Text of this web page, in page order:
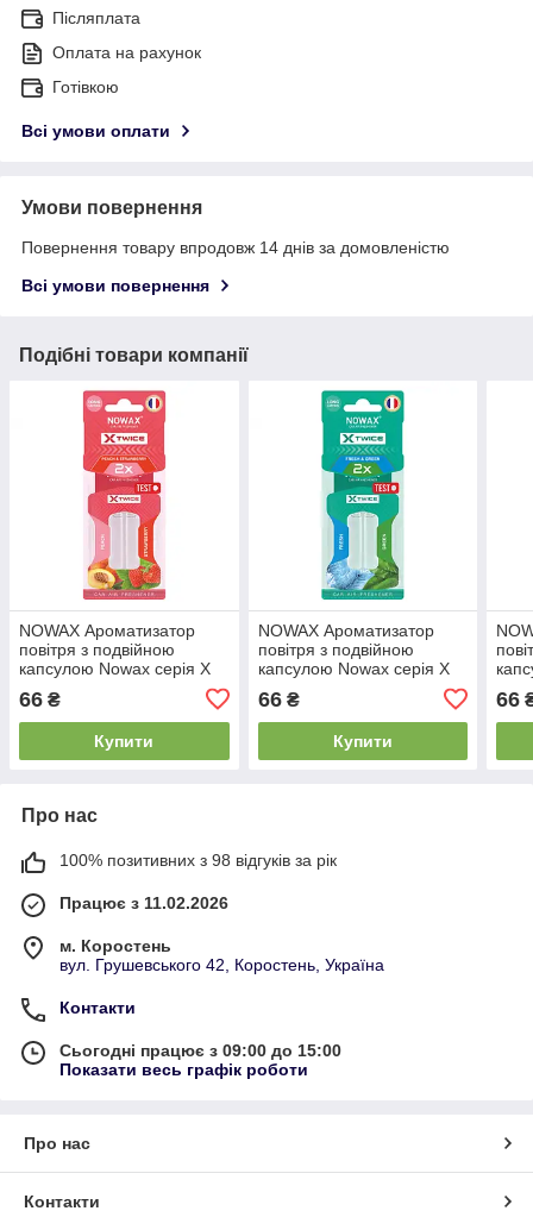
Післяплата
Оплата на рахунок
Готівкою
Всі умови оплати
Умови повернення
Повернення товару впродовж 14 днів за домовленістю
Всі умови повернення
Подібні товари компанії
NOWAX Ароматизатор
повітря з подвійною
капсулою Nowax серія X
Twice - Strawberry & Peach
66 ₴
Купити
NOWAX Ароматизатор
повітря з подвійною
капсулою Nowax серія X
66₴
Купити
66
Про нас
100% позитивних з 98 відгуків за рік
Працює з 11.02.2026
м. Коростень
вул. Грушевського 42, Коростень, Україна
Контакти
Сьогодні працює з 09:00 до 15:00
Показати весь графік роботи
Про нас
Контакти